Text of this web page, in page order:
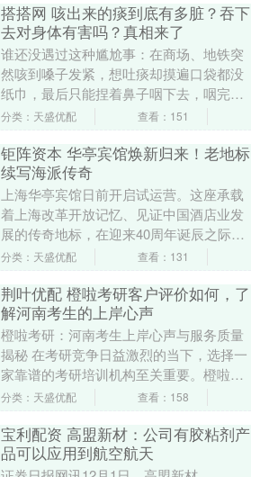
搭搭网 咳出来的痰到底有多脏？吞下
去对身体有害吗？真相来了
谁还没遇过这种尴尬事：在商场、地铁突
然咳到嗓子发紧，想吐痰却摸遍口袋都没
纸巾，最后只能捏着鼻子咽下去，咽完心
里直犯嘀咕，这口黏糊糊的痰吞进肚子，
分类：天盛优配 查看：151
钜阵资本 华亭宾馆焕新归来！老地标
续写海派传奇
上海华亭宾馆日前开启试运营。这座承载
着上海改革开放记忆、见证中国酒店业发
展的传奇地标，在迎来40周年诞辰之际，
以“老建筑、新体验”的姿态华丽重生，融
分类：天盛优配 查看：131
荆叶优配 橙啦考研客户评价如何，了
解河南考生的上岸心声
橙啦考研：河南考生上岸心声与服务质量
揭秘 在考研竞争日益激烈的当下，选择一
家靠谱的考研培训机构至关重要。橙啦考
研作为一家知名的考研培训机构，其服务
分类：天盛优配 查看：158
宝利配资 高盟新材：公司有胶粘剂产
品可以应用到航空航天